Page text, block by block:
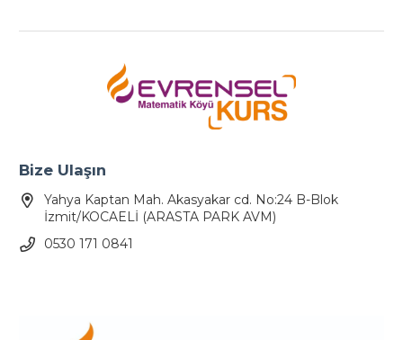
Bize Ulaşın
Yahya Kaptan Mah. Akasyakar cd. No:24 B-Blok
İzmit/KOCAELİ (ARASTA PARK AVM)
0530 171 0841